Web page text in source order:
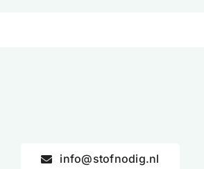
info@stofnodig.nl